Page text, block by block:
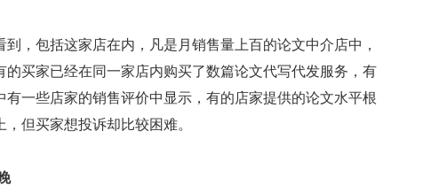
，包括这家店在内，凡是月销售量上百的论文中介店中，
的买家已经在同一家店内购买了数篇论文代写代发服务，有
有一些店家的销售评价中显示，有的店家提供的论文水平根
但买家想投诉却比较困难。